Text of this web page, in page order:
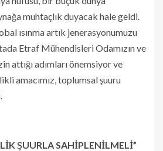
muhtaçlık duyacak hale geldi.
ısınma artık jenerasyonumuzu
Etraf Mühendisleri Odamızın ve
attığı adımları önemsiyor ve
amacımız, toplumsal şuuru
ŞUURLA SAHİPLENİLMELİ”